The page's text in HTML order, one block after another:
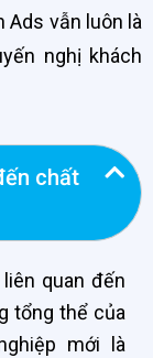
Ads vẫn luôn là
nghị khách
chất
quan đến
tổng thể của
mới là